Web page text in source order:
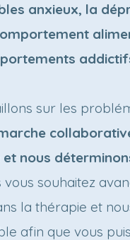
anxieux, la
sur les
nous
souhaitez
la thérapie et
afin que vous